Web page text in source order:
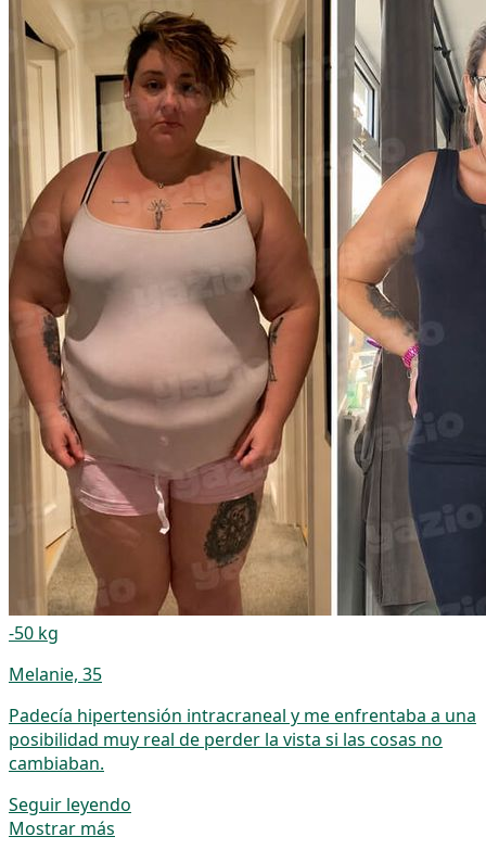
-50 kg
Melanie, 35
Padecía hipertensión intracraneal y me enfrentaba a una
posibilidad muy real de perder la vista si las cosas no
cambiaban.
Seguir leyendo
Mostrar más